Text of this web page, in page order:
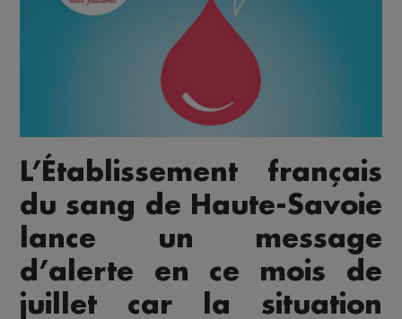
L’Établissement français
du sang de Haute-Savoie
lance un message
d’alerte en ce mois de
juillet car la situation